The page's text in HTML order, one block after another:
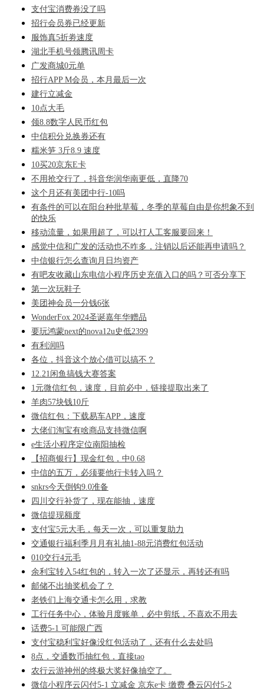
支付宝消费券没了吗
招行会员券已经更新
服饰真5折劵速度
湖北手机号领腾讯周卡
广发商城0元单
招行APP M会员，本月最后一次
建行立减金
10点大毛
领8.8数字人民币红包
中信积分兑换券还有
糯米笋 3斤8.9 速度
10买20京东E卡
不用抢交行了，抖音华润华南更低，直降70
这个月还有美团中行-10吗
有条件的可以在阳台种批草莓，冬季的草莓自由是你想象不到
的快乐
移动流量，如果用超了，可以打人工客服要回来！
感觉中信和广发的活动也不咋多，注销以后还能再申请吗？
中信银行怎么查询月日均资产
有吧友收藏山东电信小程序历史充值入口的吗？可否分享下
第一次玩鞋子
美团神会员一分钱6张
WonderFox 2024圣诞嘉年华赠品
要玩鸿蒙next的nova12u史低2399
有利润吗
各位，抖音这个放心借可以搞不？
12.21闲鱼搞钱大赛答案
1元微信红包，速度，目前必中，链接提取出来了
羊肉57块钱10斤
微信红包：下载易车APP，速度
大佬们淘宝有啥商品支持微信啊
e生活小程序定位南阳抽检
【招商银行】现金红包，中0.68
中信的五万，必须要他行卡转入吗？
snkrs今天倒钩9.0准备
四川交行补货了，现在能抽，速度
微信提现额度
支付宝5元大毛，每天一次，可以重复助力
交通银行福利季月月有礼抽1-88元消费红包活动
010交行4元毛
余利宝转入54红包的，转入一次了还显示，再转还有吗
邮储不出抽奖机会了？
老铁们上海交通卡怎么用，求教
工行任务中心，体验月度账单，必中剪纸，不喜欢不用去
话费5-1 可能限广西
支付宝稳利宝好像没红包活动了，还有什么去处吗
8点，交通数币抽红包，直接tao
农行云游神州的终极大奖好像抽空了。
微信小程序云闪付5-1 立减金 京东e卡 缴费 叠云闪付5-2